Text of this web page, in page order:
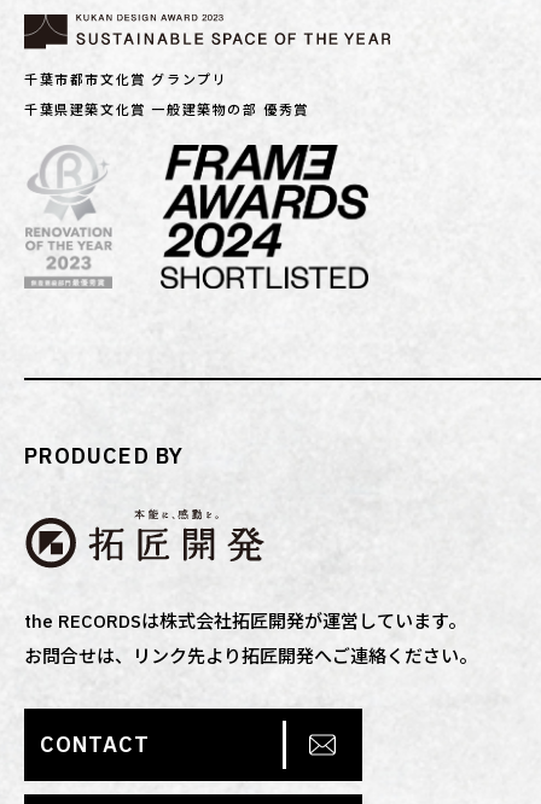
千葉市都市文化賞 グランプリ
千葉県建築文化賞 一般建築物の部 優秀賞
PRODUCED BY
the RECORDSは株式会社拓匠開発が運営しています。
お問合せは、リンク先より拓匠開発へご連絡ください。
CONTACT